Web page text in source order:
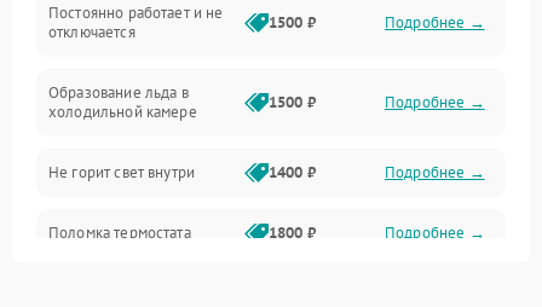
Постоянно работает и не
отключается
1500 ₽ Подробнее →
Образование льда в
холодильной камере
1500 ₽ Подробнее →
Не горит свет внутри 1400 ₽ Подробнее →
Поломка термостата 1800 ₽ Подробнее →